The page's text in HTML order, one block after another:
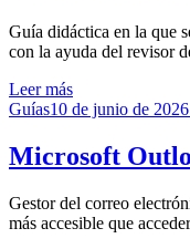
Guía didáctica en la que
con la ayuda del revisor
Leer más
GuíasPublicado
10 de junio de 2026
Microsoft
Gestor del correo
más accesible que